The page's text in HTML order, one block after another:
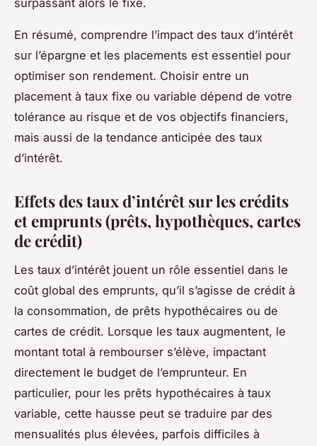
En résumé, comprendre l’impact des taux d’intérêt
sur l’épargne et les placements est essentiel pour
optimiser son rendement. Choisir entre un
placement à taux fixe ou variable dépend de votre
tolérance au risque et de vos objectifs financiers,
mais aussi de la tendance anticipée des taux
d’intérêt.
Effets des taux d’intérêt sur les crédits
et emprunts (prêts, hypothèques, cartes
de crédit)
Les taux d’intérêt jouent un rôle essentiel dans le
coût global des emprunts, qu’il s’agisse de crédit à
la consommation, de prêts hypothécaires ou de
cartes de crédit. Lorsque les taux augmentent, le
montant total à rembourser s’élève, impactant
directement le budget de l’emprunteur. En
particulier, pour les prêts hypothécaires à taux
variable, cette hausse peut se traduire par des
mensualités plus élevées, parfois difficiles à